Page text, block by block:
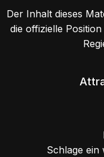
Der Inhalt dieses
die offizielle
Schlage ein